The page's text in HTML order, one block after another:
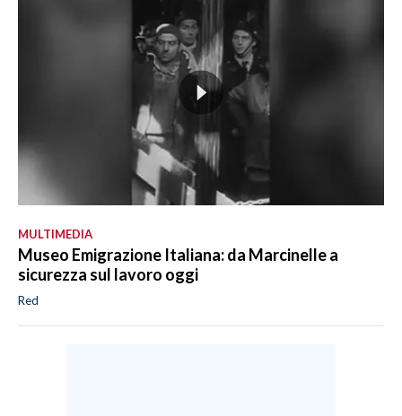
MULTIMEDIA
Museo Emigrazione Italiana: da Marcinelle a
sicurezza sul lavoro oggi
Red